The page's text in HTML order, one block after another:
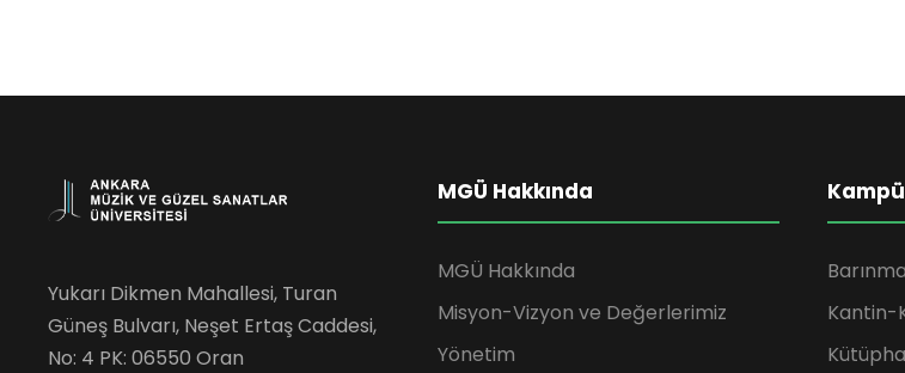
Yukarı Dikmen Mahallesi, Turan
Güneş Bulvarı, Neşet Ertaş Caddesi,
No: 4 PK: 06550 Oran
MGÜ Hakkında
MGÜ Hakkında
Misyon-Vizyon ve Değerlerimiz
Yönetim
Barınma
Kantin-